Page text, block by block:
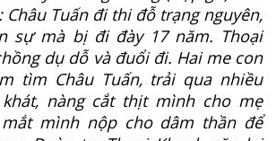
Châu Tuấn đi thi đỗ trạng nguyên,
sự mà bị đi đày 17 năm. Thoại
dụ dỗ và đuổi đi. Hai me con
tìm Châu Tuấn, trải qua nhiều
nàng cắt thịt mình cho mẹ
mình nộp cho dâm thần để